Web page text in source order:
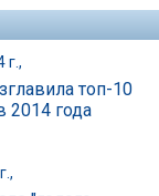
г.,
топ-10
2014 года